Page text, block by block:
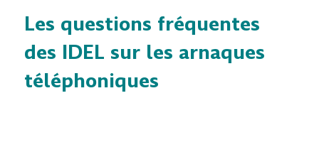
Les questions fréquentes
des IDEL sur les arnaques
téléphoniques